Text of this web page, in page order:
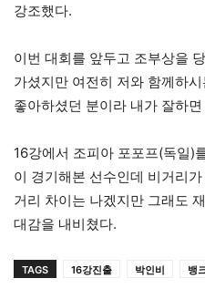
강조했다.
이번 대회를 앞두고 조부상을
가셨지만 여전히 저와 함께하
좋아하셨던 분이라 내가 잘하
16강에서 조피아 포포프(독일)
이 경기해본 선수인데 비거리
거리 차이는 나겠지만 그래도
대감을 내비쳤다.
TAGS 16강진출 박인비 뱅